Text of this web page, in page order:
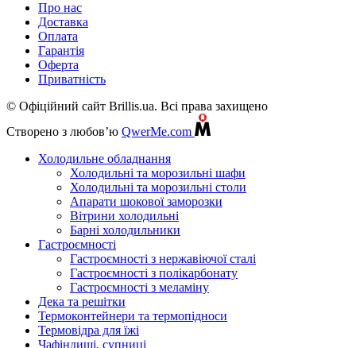
Про нас
Доставка
Оплата
Гарантія
Оферта
Приватність
© Офіційний сайт Brillis.ua. Всі права захищено
Створено з любов’ю QwerMe.com
Холодильне обладнання
Холодильні та морозильні шафи
Холодильні та морозильні столи
Апарати шокової заморозки
Вітрини холодильні
Барні холодильники
Гастроємності
Гастроємності з нержавіючої сталі
Гастроємності з полікарбонату
Гастроємності з меламіну
Дека та решітки
Термоконтейнери та термопідноси
Термовідра для їжі
Чафіндиші, супниці